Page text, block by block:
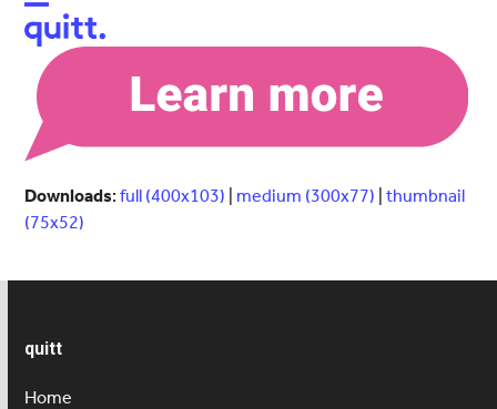
Open
mobile
menu
Close
mobile
menu
Downloads:full (400x103) medium (300x77) |thumbnail
(75x52)
quitt
Home